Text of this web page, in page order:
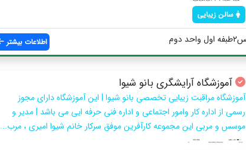
سالن زیبایی
اطلاعات بیشتر
آموزشگاه آرایشگری بانو شیوا
آموزشگاه مراقبت زیبایی تخصصی بانو شیوا | این آموزشگاه دارای مجوز
رسمی از اداره کار وامور اجتماعی و اداره فنی حرفه ایی می باشد | مدیر و
موسس و مربی این مجموعه کارآفرین موفق سرکار خانم شیوا امیری ، مرب...